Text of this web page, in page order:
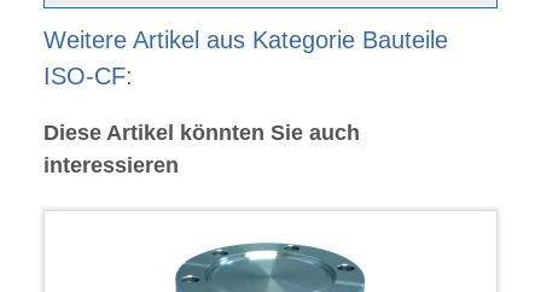
Weitere Artikel aus Kategorie Bauteile
ISO-CF:
Diese Artikel könnten Sie auch
interessieren